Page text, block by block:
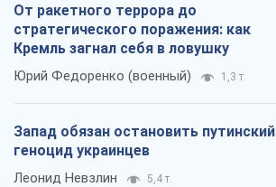
От ракетного террора до
стратегического поражения: как
Кремль загнал себя в ловушку
Юрий Федоренко (военный) 1,3 т.
Запад обязан остановить путинский
геноцид украинцев
Леонид Невзлин 5,4 т.